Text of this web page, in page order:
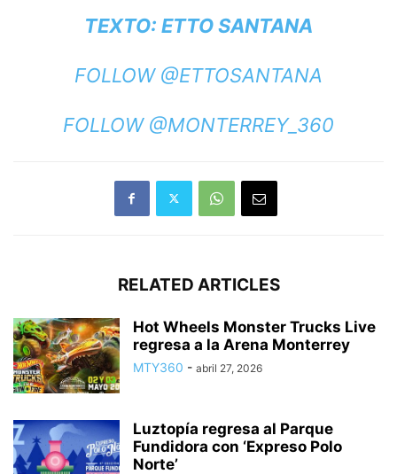
TEXTO: ETTO SANTANA
FOLLOW @ETTOSANTANA
FOLLOW @MONTERREY_360
RELATED ARTICLES
Hot Wheels Monster Trucks Live
regresa a la Arena Monterrey
MTY360 - abril 27, 2026
Luztopía regresa al Parque
Fundidora con ‘Expreso Polo
Norte’